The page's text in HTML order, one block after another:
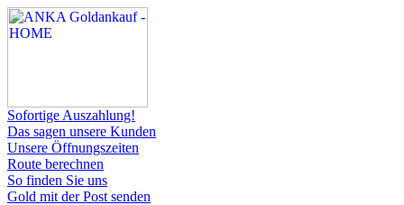
Sofortige Auszahlung!
Das sagen unsere Kunden
Unsere Öffnungszeiten
Route berechnen
So finden Sie uns
Gold mit der Post senden